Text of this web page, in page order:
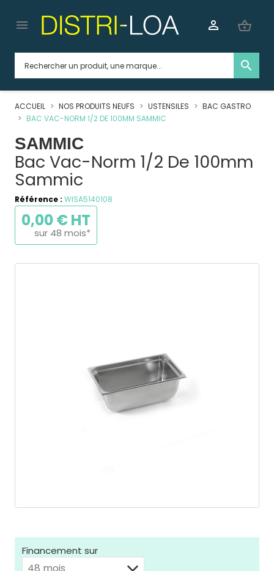
search
 shopping_basket

ACCUEIL NOS PRODUITS NEUFS USTENSILES
BAC GASTRO
BAC VAC-NORM 1/2 DE 100MM SAMMIC
SAMMIC
Bac Vac-Norm 1/2 De 100mm
Sammic
Référence : WISA5140108
0,00 € HT
sur 48 mois*
Financement sur